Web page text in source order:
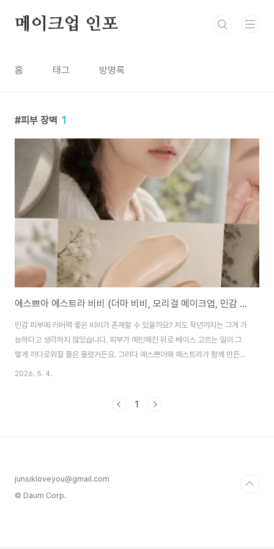
메이크업 인포
홈 태그 방명록
피부 장벽 1
에스쁘아 에스트라 비비 (더마 비비, 모리걸 메이크업, 민감 피부)
민감 피부에 커버력 좋은 비비가 존재할 수 있을까요? 저도 작년까지는 그게 가
능하다고 생각하지 않았습니다. 피부가 예민해진 뒤로 베이스 고르는 일이 그
렇게 까다로워질 줄은 몰랐거든요. 그러다 에스쁘아와 에스트라가 함께 만든
더마 커버 블레미쉬 밤 비비를 직접 써보고 나서 생각이 완전히 바뀌었습니다.
다. 건조한 날씨 때문인지 뭔가 바르기만 하면 따갑거나 빨개지는 날이 많아졌
2026. 5. 4.
1
junsikloveyou@gmail.com
© Daum Corp.